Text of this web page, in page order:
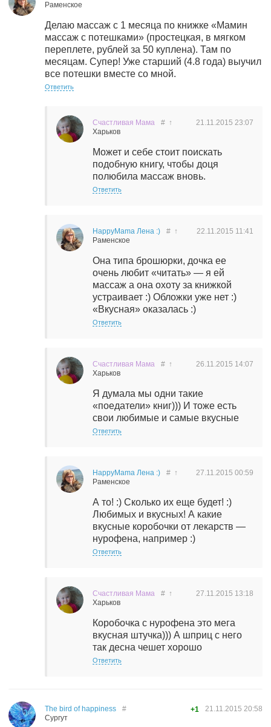
Раменское
Делаю массаж с 1 месяца по книжке «Мамин
массаж с потешками» (простецкая, в мягком
переплете, рублей за 50 куплена). Там по
месяцам. Супер! Уже старший (4.8 года) выучил
все потешки вместе со мной.
Ответить
Счастливая Мама
Харьков
21.11.2015 23:07
# ↑
Может и себе стоит поискать
подобную книгу, чтобы доця
полюбила массаж вновь.
Ответить
HappyMama Лена :)
Раменское
22.11.2015 11:41
# ↑
Она типа брошюрки, дочка ее
очень любит «читать» — я ей
массаж а она охоту за книжкой
устраивает :) Обложки уже нет :)
«Вкусная» оказалась :)
Ответить
Счастливая Мама
Харьков
26.11.2015 14:07
# ↑
Я думала мы одни такие
«поедатели» книг))) И тоже есть
свои любимые и самые вкусные
Ответить
HappyMama Лена :)
Раменское
27.11.2015 00:59
# ↑
А то! :) Сколько их еще будет! :)
Любимых и вкусных! А какие
вкусные коробочки от лекарств —
нурофена, например :)
Ответить
Счастливая Мама
Харьков
27.11.2015 13:18
# ↑
Коробочка с нурофена это мега
вкусная штучка))) А шприц с него
так десна чешет хорошо
Ответить
The bird of happiness
Сургут
21.11.2015 20:58
# +1